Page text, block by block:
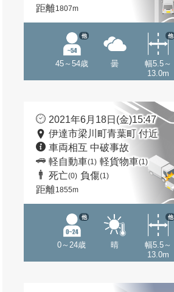
距離1807m
45～54歳
他
曇
幅5.5～
13.0m
他
2021年6月18日(金)15:47
伊達市梁川町青葉町 付近
車両相互 中破事故
軽自動車(1) 軽貨物車(1)
死亡(0) 負傷(1)
距離1855m
0～24歳
他
晴
幅5.5～
13.0m
他